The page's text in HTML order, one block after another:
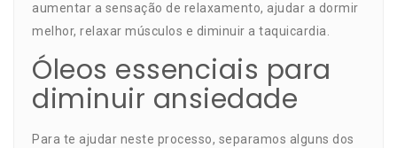
aumentar a sensação de relaxamento, ajudar a dormir
melhor, relaxar músculos e diminuir a taquicardia.
Óleos essenciais para
diminuir ansiedade
Para te ajudar neste processo, separamos alguns dos